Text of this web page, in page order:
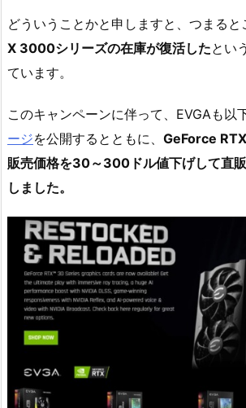
どういうことかと申しますと、つまると
X 3000シリーズの在庫が復活したとい
ています。
このキャンペーンに伴って、EVGAも以
ージを公開するとともに、 GeForce
販売価格を30～300ドル値下げして直
しました。